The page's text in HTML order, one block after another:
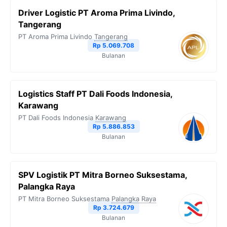
Driver Logistic PT Aroma Prima Livindo,
Tangerang
PT Aroma Prima Livindo Tangerang
Rp 5.069.708
Bulanan
Logistics Staff PT Dali Foods Indonesia,
Karawang
PT Dali Foods Indonesia Karawang
Rp 5.886.853
Bulanan
SPV Logistik PT Mitra Borneo Suksestama,
Palangka Raya
PT Mitra Borneo Suksestama Palangka Raya
Rp 3.724.679
Bulanan